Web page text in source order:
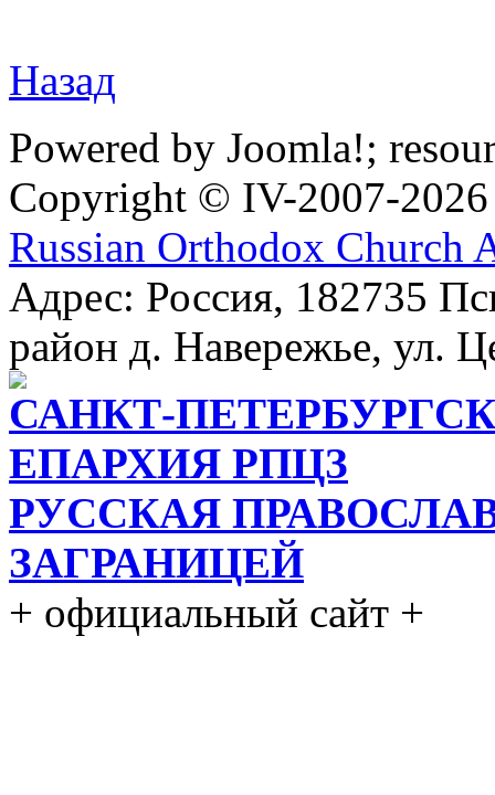
Назад
Powered by Joomla!;
Copyright © IV-2007-2026
Russian Orthodox Church
Адрес: Россия, 182735
район д. Навережье, ул.
САНКТ-
ЕПАРХИЯ РПЦЗ
РУССКАЯ
ЗАГРАНИЦЕЙ
+ официальный сайт +